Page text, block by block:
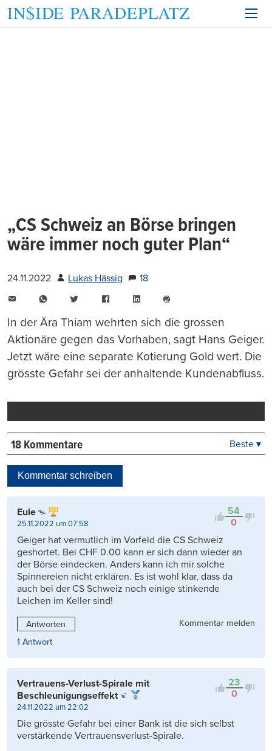
„CS Schweiz an Börse bringen
wäre immer noch guter Plan“
24.11.2022 Lukas Hässig
18
WhatsAppTwitter FacebookLinkedIn
drucken
In der Ära Thiam wehrten sich die grossen
Aktionäre gegen das Vorhaben, sagt Hans Geiger.
Jetzt wäre eine separate Kotierung Gold wert. Die
grösste Gefahr sei der anhaltende Kundenabfluss.
18 Kommentare
Kontrovers
Beste ▾
Kommentar schreiben
54
0
Eule
25.11.2022 um 07:58
Geiger hat vermutlich im Vorfeld die CS Schweiz
geshortet. Bei CHF 0.00 kann er sich dann wieder an
der Börse eindecken. Anders kann ich mir solche
Spinnereien nicht erklären. Es ist wohl klar, dass da
auch bei der CS Schweiz noch einige stinkende
Leichen im Keller sind!
Antworten
Kommentar melden
1 Antwort
23
0
Vertrauens-Verlust-Spirale mit
Beschleunigungseffekt
24.11.2022 um 22:02
Die grösste Gefahr bei einer Bank ist die sich selbst
verstärkende Vertrauensverlust-Spirale.